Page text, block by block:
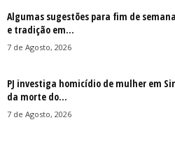
Algumas sugestões para fim de
e tradição em...
7 de Agosto, 2026
PJ investiga homicídio de mulher em
da morte do...
7 de Agosto, 2026